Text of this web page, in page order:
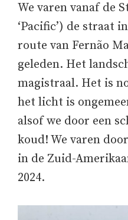
We varen vanaf de
‘Pacific’) de straat
route van Fernão
geleden. Het
magistraal. Het is
het licht is
alsof we door een
koud! We varen
in de Zuid-
2024.